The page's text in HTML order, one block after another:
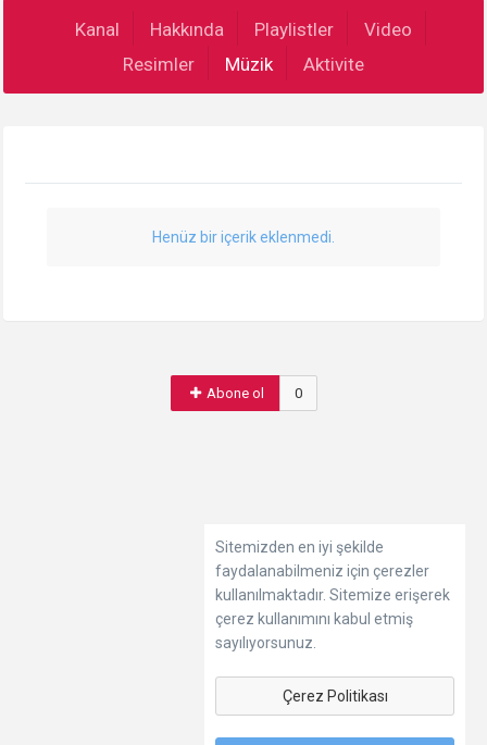
Kanal Hakkında Playlistler
Video
Resimler
Müzik Aktivite
Henüz bir içerik eklenmedi.
Abone ol 0
Sitemizden en iyi şekilde
faydalanabilmeniz için çerezler
kullanılmaktadır. Sitemize erişerek
çerez kullanımını kabul etmiş
sayılıyorsunuz.
Çerez Politikası